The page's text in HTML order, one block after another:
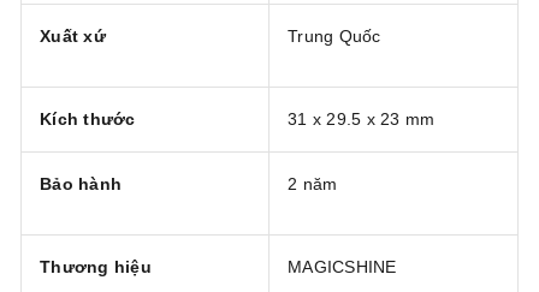
Xuất xứ Trung Quốc
Kích thước 31 x 29.5 x 23 mm
Bảo hành 2 năm
Thương hiệu MAGICSHINE